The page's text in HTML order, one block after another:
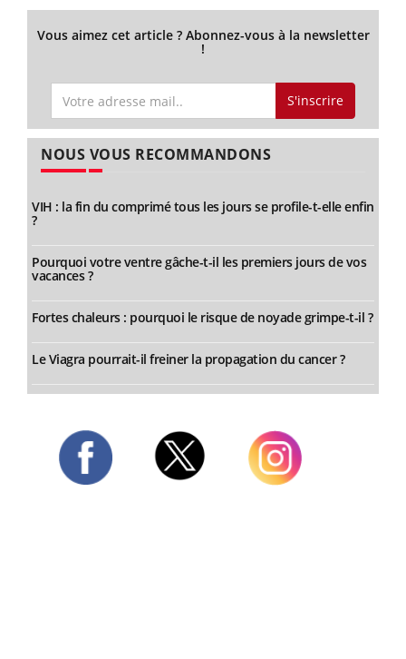
Vous aimez cet article ? Abonnez-vous à la newsletter
!
S'inscrire
NOUS VOUS RECOMMANDONS
VIH : la fin du comprimé tous les jours se profile-t-elle enfin
?
Pourquoi votre ventre gâche-t-il les premiers jours de vos
vacances ?
Fortes chaleurs : pourquoi le risque de noyade grimpe-t-il ?
Le Viagra pourrait-il freiner la propagation du cancer ?